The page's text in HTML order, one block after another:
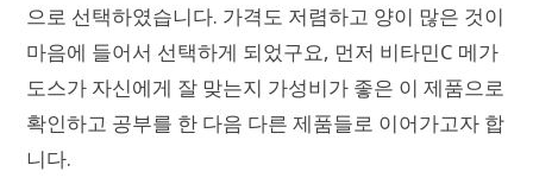
으로 선택하였습니다. 가격도 저렴하고 양이 많은 것이
마음에 들어서 선택하게 되었구요, 먼저 비타민C 메가
도스가 자신에게 잘 맞는지 가성비가 좋은 이 제품으로
확인하고 공부를 한 다음 다른 제품들로 이어가고자 합
니다.